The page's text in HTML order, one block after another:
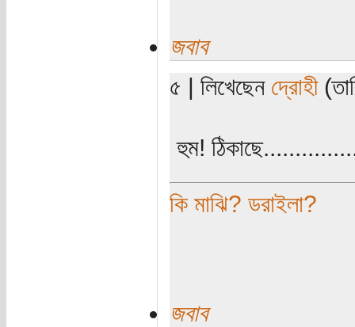
জবাব
৫ | লিখেছেন দ্রোহী
হুম!
কি মাঝি? ডরাইলা?
জবাব